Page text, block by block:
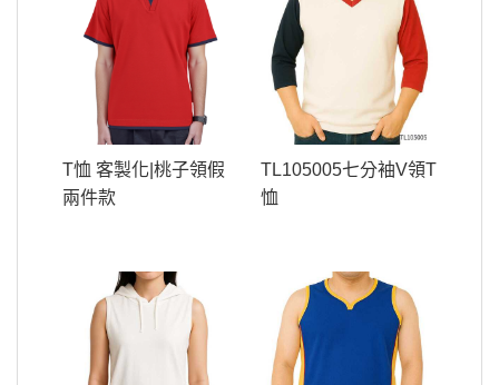
T恤 客製化|桃子領假
兩件款
TL105005七分袖V領T
恤